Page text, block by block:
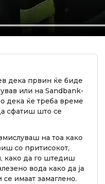
дека првин ќе биде
или на Sandbank-
дека ќе треба време
сфатиш што се
на тоа како
со притисокот,
како да го штедиш
вода како да ја
се имаат замаглено.